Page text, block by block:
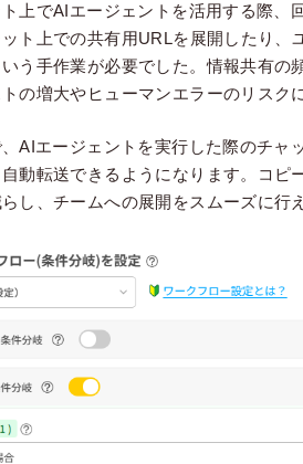
上でAIエージェントを活用する際、
ト上での共有用URLを展開したり、
う手作業が必要でした。情報共有の
の増大やヒューマンエラーのリスク
AIエージェントを実行した際のチャ
動転送できるようになります。コピ
し、チームへの展開をスムーズに行